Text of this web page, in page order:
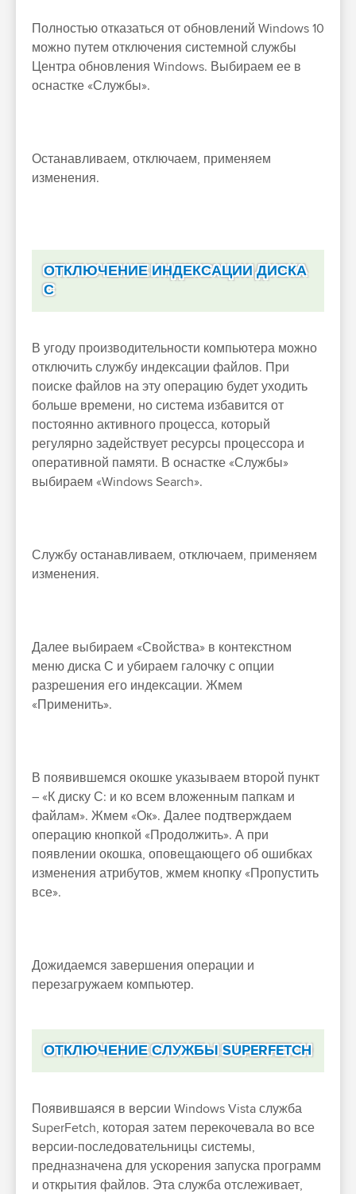
Полностью отказаться от обновлений Windows 10
можно путем отключения системной службы
Центра обновления Windows. Выбираем ее в
оснастке «Службы».
Останавливаем, отключаем, применяем
изменения.
ОТКЛЮЧЕНИЕ ИНДЕКСАЦИИ ДИСКА
С
В угоду производительности компьютера можно
отключить службу индексации файлов. При
поиске файлов на эту операцию будет уходить
больше времени, но система избавится от
постоянно активного процесса, который
регулярно задействует ресурсы процессора и
оперативной памяти. В оснастке «Службы»
выбираем «Windows Search».
Службу останавливаем, отключаем, применяем
изменения.
Далее выбираем «Свойства» в контекстном
меню диска С и убираем галочку с опции
разрешения его индексации. Жмем
«Применить».
В появившемся окошке указываем второй пункт
– «К диску С: и ко всем вложенным папкам и
файлам». Жмем «Ок». Далее подтверждаем
операцию кнопкой «Продолжить». А при
появлении окошка, оповещающего об ошибках
изменения атрибутов, жмем кнопку «Пропустить
все».
Дожидаемся завершения операции и
перезагружаем компьютер.
ОТКЛЮЧЕНИЕ СЛУЖБЫ SUPERFETCH
Появившаяся в версии Windows Vista служба
SuperFetch, которая затем перекочевала во все
версии-последовательницы системы,
предназначена для ускорения запуска программ
и открытия файлов. Эта служба отслеживает,